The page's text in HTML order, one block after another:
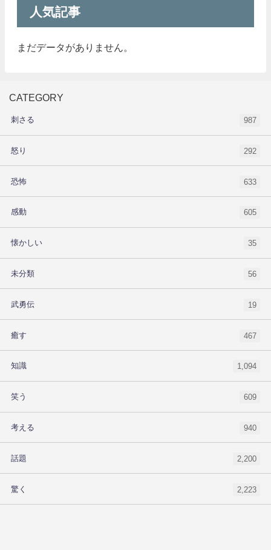
人気記事
まだデータがありません。
CATEGORY
刺さる 987
怒り 292
恐怖 633
感動 605
懐かしい 35
未分類 56
武勇伝 19
癒す 467
知識 1,094
笑う 609
考える 940
話題 2,200
驚く 2,223